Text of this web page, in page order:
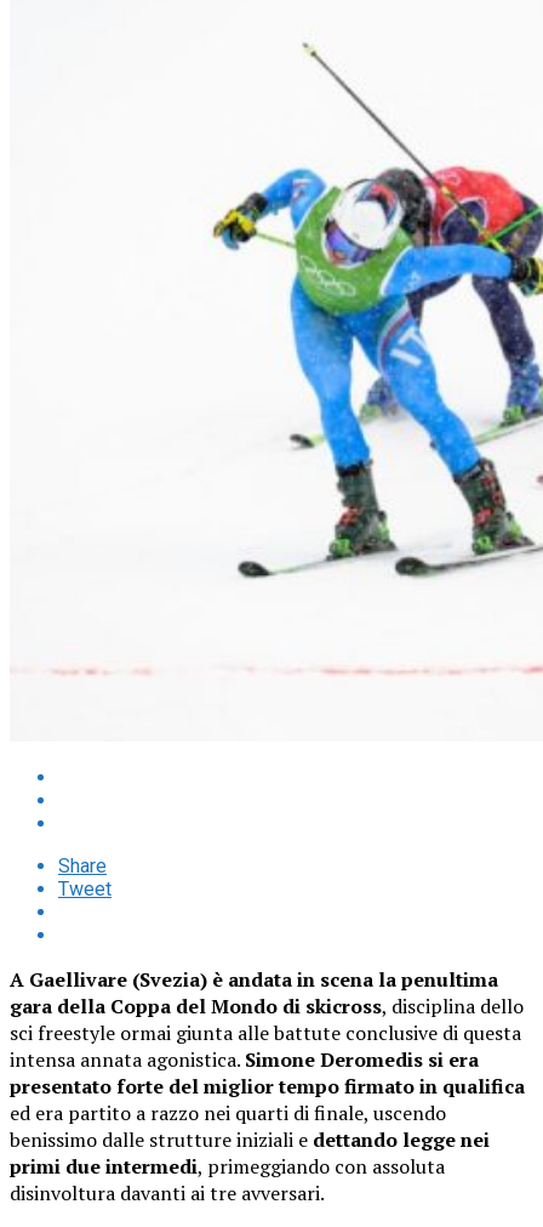
Share
Tweet
A Gaellivare (Svezia) è andata in scena la penultima
gara della Coppa del Mondo di skicross, disciplina dello
sci freestyle ormai giunta alle battute conclusive di questa
intensa annata agonistica. Simone Deromedis si era
presentato forte del miglior tempo firmato in qualifica
ed era partito a razzo nei quarti di finale, uscendo
benissimo dalle strutture iniziali e dettando legge nei
primi due intermedi, primeggiando con assoluta
disinvoltura davanti ai tre avversari.